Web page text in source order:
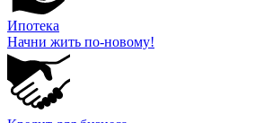
Ипотека
Начни жить по-новому!